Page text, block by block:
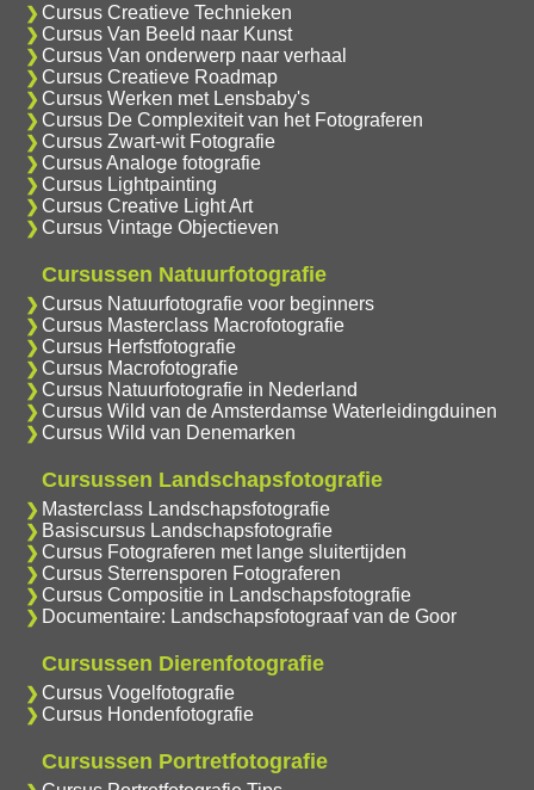
Cursus Creatieve Technieken
Cursus Van Beeld naar Kunst
Cursus Van onderwerp naar verhaal
Cursus Creatieve Roadmap
Cursus Werken met Lensbaby's
Cursus De Complexiteit van het Fotograferen
Cursus Zwart-wit Fotografie
Cursus Analoge fotografie
Cursus Lightpainting
Cursus Creative Light Art
Cursus Vintage Objectieven
Cursussen Natuurfotografie
Cursus Natuurfotografie voor beginners
Cursus Masterclass Macrofotografie
Cursus Herfstfotografie
Cursus Macrofotografie
Cursus Natuurfotografie in Nederland
Cursus Wild van de Amsterdamse Waterleidingduinen
Cursus Wild van Denemarken
Cursussen Landschapsfotografie
Masterclass Landschapsfotografie
Basiscursus Landschapsfotografie
Cursus Fotograferen met lange sluitertijden
Cursus Sterrensporen Fotograferen
Cursus Compositie in Landschapsfotografie
Documentaire: Landschapsfotograaf van de Goor
Cursussen Dierenfotografie
Cursus Vogelfotografie
Cursus Hondenfotografie
Cursussen Portretfotografie